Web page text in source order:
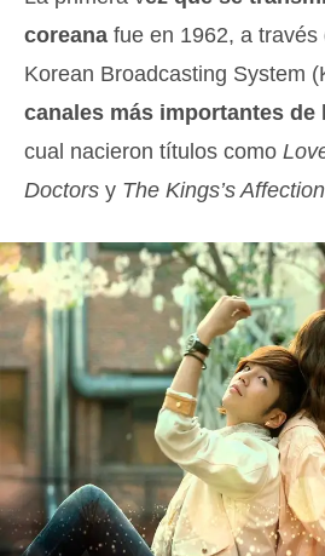
coreana fue en 1962, a través
Korean Broadcasting System
canales más importantes de
cual nacieron títulos como
Doctors y The Kings’s Affection